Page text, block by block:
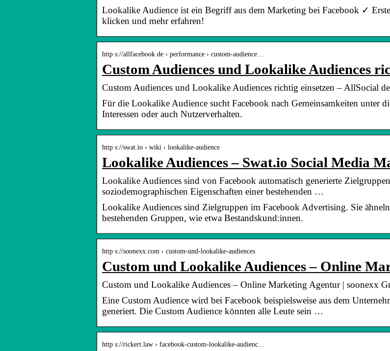
Lookalike Audience ist ein Begriff aus dem Marketing bei Facebook ✓
klicken und mehr erfahren!
http s://allfacebook.de › performance › custom-audience…
Custom Audiences und Lookalike Audiences
Custom Audiences und Lookalike Audiences richtig einsetzen – AllSocial
Für die Lookalike Audience sucht Facebook nach Gemeinsamkeiten unter
Interessen oder auch Nutzerverhalten.
http s://swat.io › wiki › lookalike-audience
Lookalike Audiences – Swat.io Social Media
Lookalike Audiences sind von Facebook automatisch generierte
soziodemographischen Eigenschaften einer bestehenden …
Lookalike Audiences sind Zielgruppen im Facebook Advertising. Sie
bestehenden Gruppen, wie etwa Bestandskund:innen.
http s://soonexx.com › custom-und-lookalike-audiences
Custom und Lookalike Audiences – Online
Custom und Lookalike Audiences – Online Marketing Agentur | soonexx
Eine Custom Audience wird bei Facebook beispielsweise aus dem
generiert. Die Custom Audience könnten alle Leute sein …
http s://rickert.law › facebook-custom-lookalike-audienc…